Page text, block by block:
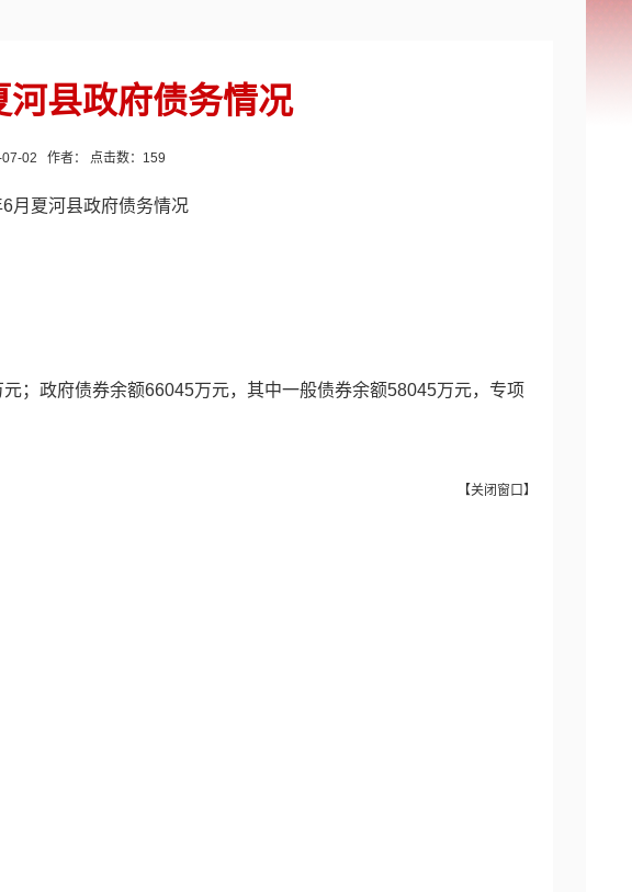
县政府债务情况
02 作者： 点击数： 159
月夏河县政府债务情况
；政府债券余额66045万元，其中一般债券余额58045万元，专项
【关闭窗口】